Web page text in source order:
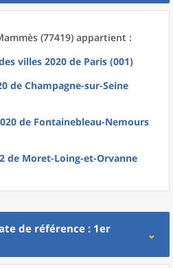
(77419) appartient :
villes 2020 de Paris (001)
de Champagne-sur-Seine
de Fontainebleau-Nemours
de Moret-Loing-et-Orvanne
de référence : 1er